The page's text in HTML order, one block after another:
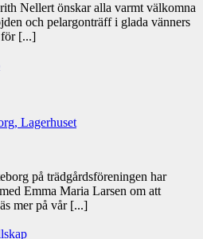
Nellert önskar alla varmt välkomna
och pelargonträff i glada vänners
för [...]
Lagerhuset
på trädgårdsföreningen har
Emma Maria Larsen om att
mer på vår [...]